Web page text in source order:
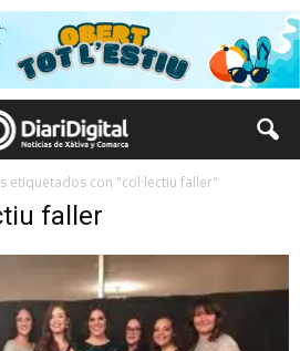
etiquetados con "col·lectiu faller"
faller